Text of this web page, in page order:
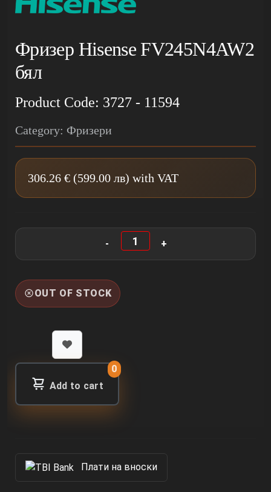
Фризер Hisense FV245N4AW2
бял
Product Code: 3727 - 11594
Category: Фризери
306.26 € (599.00 лв) with VAT
OUT OF STOCK
Add to cart
0
Πлати на вноски